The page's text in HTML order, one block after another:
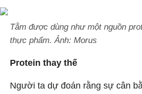
Tằm được dùng như một nguồn
thực phẩm. Ảnh: Morus
Protein thay thế
Người ta dự đoán rằng sự cân